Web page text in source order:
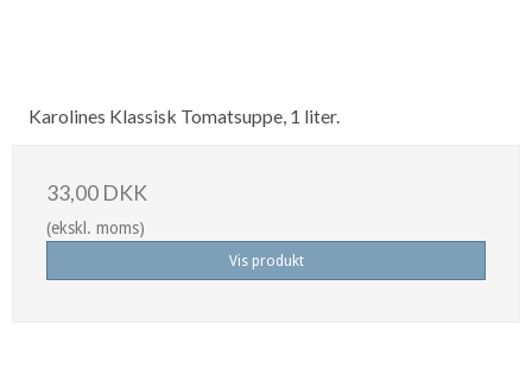
Karolines Klassisk Tomatsuppe, 1 liter.
33,00 DKK
(ekskl. moms)
Vis produkt